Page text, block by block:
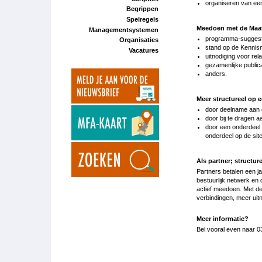
Begrippen
Spelregels
Managementsystemen
Organisaties
Vacatures
organiseren van
Meedoen met de
programma-
stand op de
uitnodiging voor
gezamenlijke
anders.
Meer structureel op
door deelname
door bij te dragen
door een
onderdeel op de
Als partner;
Partners betalen een
bestuurlijk netwerk en
actief meedoen. Met
verbindingen, meer
Meer informatie?
Bel vooral even naar